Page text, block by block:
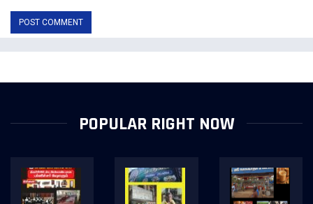
POPULAR RIGHT NOW